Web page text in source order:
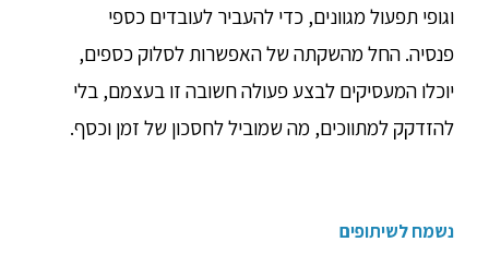
וגופי תפעול מגוונים, כדי להעביר לעובדים כספי
פנסיה. החל מהשקתה של האפשרות לסלוק כספים,
יוכלו המעסיקים לבצע פעולה חשובה זו בעצמם, בלי
להזדקק למתווכים, מה שמוביל לחסכון של זמן וכסף.
נשמח לשיתופים